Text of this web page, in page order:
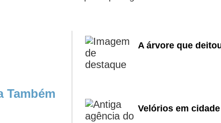
Também
A árvore que
Velórios em